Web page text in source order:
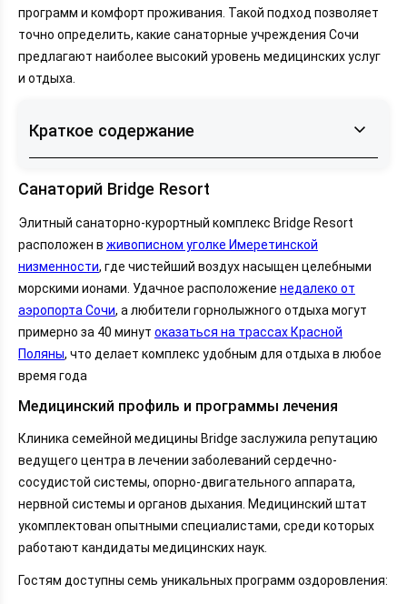
программ и комфорт проживания. Такой подход позволяет
точно определить, какие санаторные учреждения Сочи
предлагают наиболее высокий уровень медицинских услуг
и отдыха.
Краткое содержание
Санаторий Bridge Resort
Санаторий Южное Взморье
Санаторий Знание
Rosa Springs
Санаторий Октябрьский
Санаторий Черноморье
Санаторий Актер
Санаторий Мыс Видный
Санаторий Аквалоо
Санаторий Илона
Санаторий Ивушка
Санаторий Бургас
Green House Detox & SPA
Санаторий Радуга
Санаторий Заполярье
Санаторий Светлана
Санаторий Орбита
Санаторий Bridge Resort
Элитный санаторно-курортный комплекс Bridge Resort
расположен в живописном уголке Имеретинской
низменности, где чистейший воздух насыщен целебными
морскими ионами. Удачное расположение недалеко от
аэропорта Сочи, а любители горнолыжного отдыха могут
примерно за 40 минут оказаться на трассах Красной
Поляны, что делает комплекс удобным для отдыха в любое
время года
Медицинский профиль и программы лечения
Клиника семейной медицины Bridge заслужила репутацию
ведущего центра в лечении заболеваний сердечно-
сосудистой системы, опорно-двигательного аппарата,
нервной системы и органов дыхания. Медицинский штат
укомплектован опытными специалистами, среди которых
работают кандидаты медицинских наук.
Гостям доступны семь уникальных программ оздоровления: